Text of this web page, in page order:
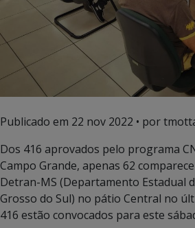
Publicado em 22 nov 2022 • por
Dos 416 aprovados pelo programa
Campo Grande, apenas 62
Detran-MS (Departamento Estadual
Grosso do Sul) no pátio Central no
416 estão convocados para este